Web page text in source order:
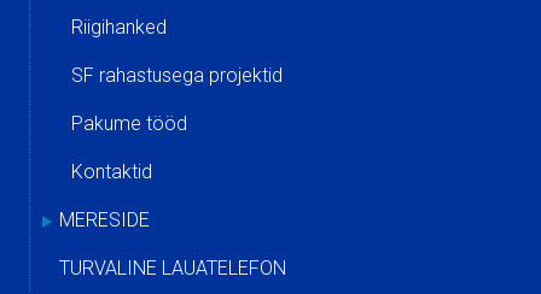
Riigihanked
SF rahastusega projektid
Pakume tööd
Kontaktid
MERESIDE
TURVALINE LAUATELEFON